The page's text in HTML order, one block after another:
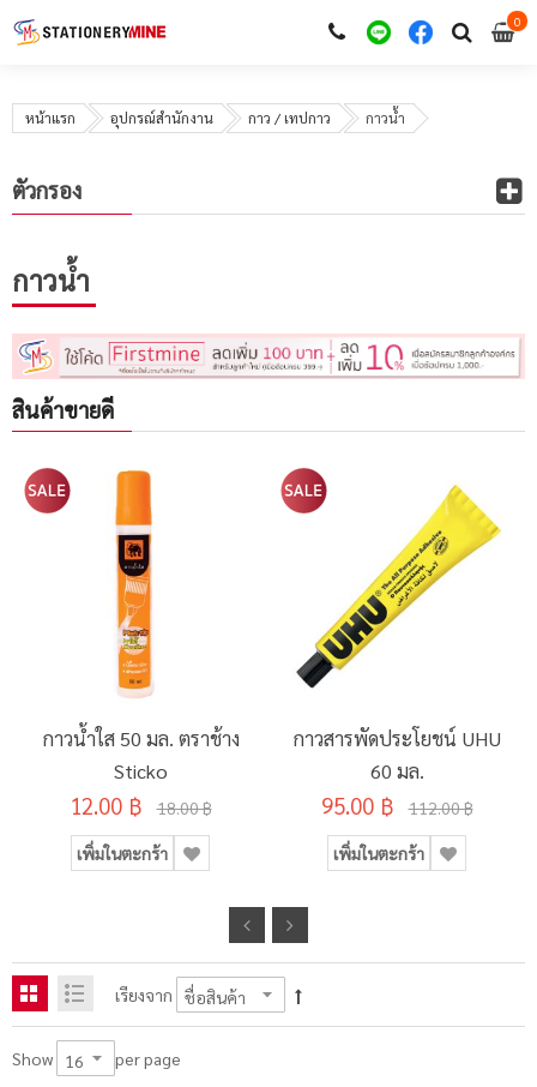
00
หน้าแรก อุปกรณ์สำนักงาน กาว / เทปกาว กาวน้ำ
กาวน้ำ
สินค้าขายดี
กาวน้ำใส 50 มล. ตราช้าง
Sticko
12.00 ฿ 18.00 ฿
เพิ่มในตะกร้า
กาวสารพัดประโยชน์ UHU
60 มล.
95.00 ฿ 112.00 ฿
เพิ่มในตะกร้า
เรียงจาก
Show per page
ตัวกรอง